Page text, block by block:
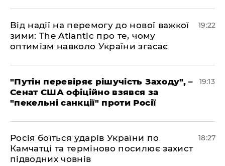
​Від надії на перемогу до нової важкої
зими: The Atlantic про те, чому
оптимізм навколо України згасає
19:22
​"Путін перевіряє рішучість Заходу", –
Сенат США офіційно взявся за
"пекельні санкції" проти Росії
19:13
​Росія боїться ударів України по
Камчатці та терміново посилює захист
підводних човнів
18:27